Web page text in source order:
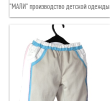
170
176-96
182-100
122-60
"МАЛИ" производство детской одежды